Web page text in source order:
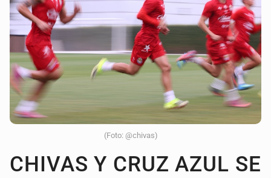
(Foto: @chivas)
CHIVAS Y CRUZ AZUL SE